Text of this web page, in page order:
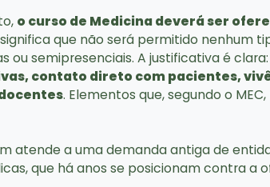
o curso de Medicina deverá ser
que não será permitido nenhum
ou semipresenciais. A justificativa é clara:
contato direto com pacientes,
. Elementos que, segundo o
atende a uma demanda antiga de
que há anos se posicionam contra a